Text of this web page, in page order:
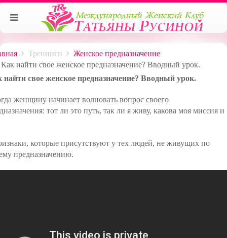
Тренинги
Женское предназначение
Как найти свое женское предназначение? Вводный урок.
найти свое женское предназначение? Вводный урок.
женщину начинает волновать вопрос своего
тот ли это путь, так ли я живу, какова моя миссия и
которые присутствуют у тех людей, не живущих по
предназначению.